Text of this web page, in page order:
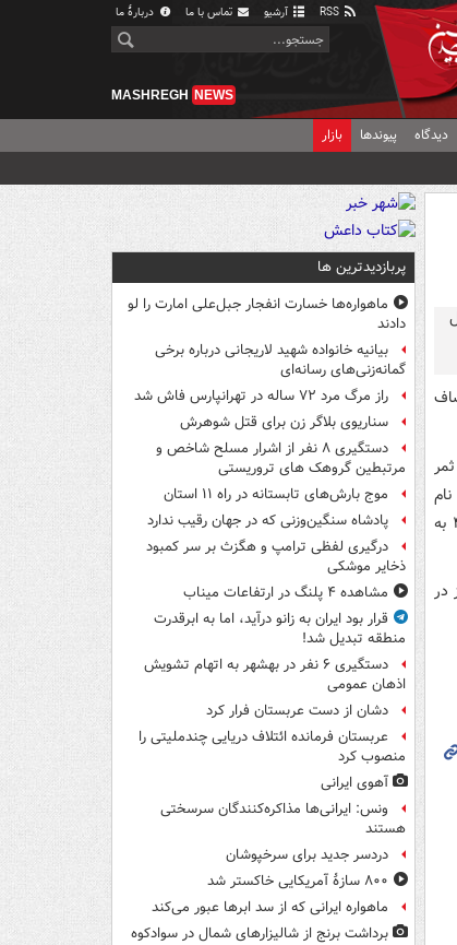
آرشیو تماس با ما دربارهٔ ما
MASHREGH NEWS
دیدگاه پیوندها بازار
به ثمر
مهاجم ایرانی ژیل ویسنته ثبت شود. تک گل کاسا پیا هم توسط رافائل مارتینز در دقیقه ۴۶ به
ویسنته هم فعلا با ۱۸ امتیاز در
پربازدیدترین ها
ماهواره‌ها خسارت انفجار جبل‌علی امارت را لو
دادند
بیانیه خانواده شهید لاریجانی درباره برخی
گمانه‌زنی‌های رسانه‌ای
راز مرگ مرد ۷۲ ساله در تهرانپارس فاش شد
سناریوی بلاگر زن برای قتل شوهرش
دستگیری ۸ نفر از اشرار مسلح شاخص و
مرتبطین گروهک های تروریستی
موج بارش‌های تابستانه در راه ۱۱ استان
پادشاه سنگین‌وزنی که در جهان رقیب ندارد
درگیری لفظی ترامپ و هگزث بر سر کمبود
ذخایر موشکی
مشاهده ۴ پلنگ در ارتفاعات میناب
قرار بود ایران به زانو درآید، اما به ابرقدرت
منطقه تبدیل شد!
دستگیری ۶ نفر در بهشهر به اتهام تشویش
اذهان عمومی
دشان از دست عربستان فرار کرد
عربستان فرمانده ائتلاف دریایی چندملیتی را
منصوب کرد
آهوی ایرانی
ونس: ایرانی‌ها مذاکره‌کنندگان سرسختی
هستند
دردسر جدید برای سرخپوشان
۸۰۰ سازۀ آمریکایی خاکستر شد
ماهواره ایرانی که از سد ابرها عبور می‌کند
برداشت برنج از شالیزارهای شمال در سوادکوه